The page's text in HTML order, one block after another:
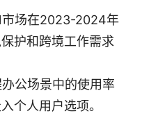
市场在2023-2024年
护和跨境工作需求
公场景中的使用率
个人用户选项。